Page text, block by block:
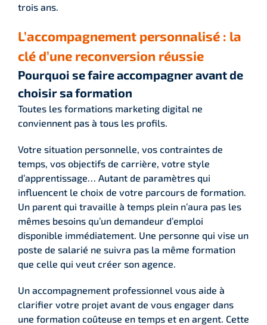
trois ans.
L’accompagnement personnalisé : la
clé d’une reconversion réussie
Pourquoi se faire accompagner avant de
choisir sa formation
Toutes les formations marketing digital ne
conviennent pas à tous les profils.
Votre situation personnelle, vos contraintes de
temps, vos objectifs de carrière, votre style
d’apprentissage… Autant de paramètres qui
influencent le choix de votre parcours de formation.
Un parent qui travaille à temps plein n’aura pas les
mêmes besoins qu’un demandeur d’emploi
disponible immédiatement. Une personne qui vise un
poste de salarié ne suivra pas la même formation
que celle qui veut créer son agence.
Un accompagnement professionnel vous aide à
clarifier votre projet avant de vous engager dans
une formation coûteuse en temps et en argent. Cette